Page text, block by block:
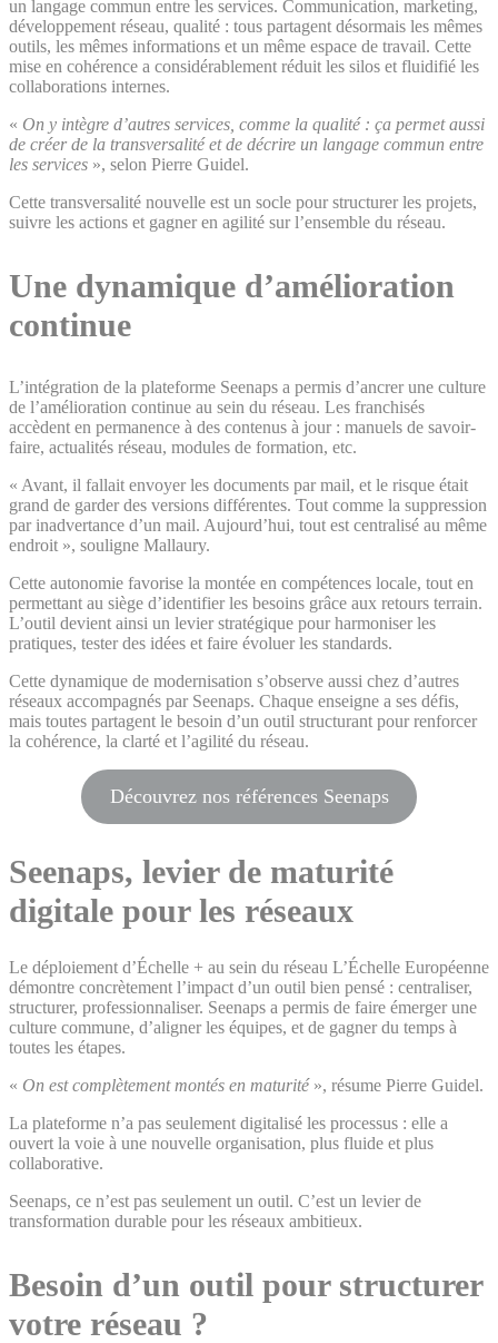
un langage commun entre les services. Communication, marketing,
développement réseau, qualité : tous partagent désormais les mêmes
outils, les mêmes informations et un même espace de travail. Cette
mise en cohérence a considérablement réduit les silos et fluidifié les
collaborations internes.
« On y intègre d’autres services, comme la qualité : ça permet aussi
de créer de la transversalité et de décrire un langage commun entre
les services », selon Pierre Guidel.
Cette transversalité nouvelle est un socle pour structurer les projets,
suivre les actions et gagner en agilité sur l’ensemble du réseau.
Une dynamique d’amélioration
continue
L’intégration de la plateforme Seenaps a permis d’ancrer une culture
de l’amélioration continue au sein du réseau. Les franchisés
accèdent en permanence à des contenus à jour : manuels de savoir-
faire, actualités réseau, modules de formation, etc.
« Avant, il fallait envoyer les documents par mail, et le risque était
grand de garder des versions différentes. Tout comme la suppression
par inadvertance d’un mail. Aujourd’hui, tout est centralisé au même
endroit », souligne Mallaury.
Cette autonomie favorise la montée en compétences locale, tout en
permettant au siège d’identifier les besoins grâce aux retours terrain.
L’outil devient ainsi un levier stratégique pour harmoniser les
pratiques, tester des idées et faire évoluer les standards.
Cette dynamique de modernisation s’observe aussi chez d’autres
réseaux accompagnés par Seenaps. Chaque enseigne a ses défis,
mais toutes partagent le besoin d’un outil structurant pour renforcer
la cohérence, la clarté et l’agilité du réseau.
Découvrez nos références Seenaps
Seenaps, levier de maturité
digitale pour les réseaux
Le déploiement d’Échelle + au sein du réseau L’Échelle Européenne
démontre concrètement l’impact d’un outil bien pensé : centraliser,
structurer, professionnaliser. Seenaps a permis de faire émerger une
culture commune, d’aligner les équipes, et de gagner du temps à
toutes les étapes.
« On est complètement montés en maturité», résume Pierre Guidel.
La plateforme n’a pas seulement digitalisé les processus : elle a
ouvert la voie à une nouvelle organisation, plus fluide et plus
collaborative.
Seenaps, ce n’est pas seulement un outil. C’est un levier de
transformation durable pour les réseaux ambitieux.
Besoin d’un outil pour structurer
votre réseau ?